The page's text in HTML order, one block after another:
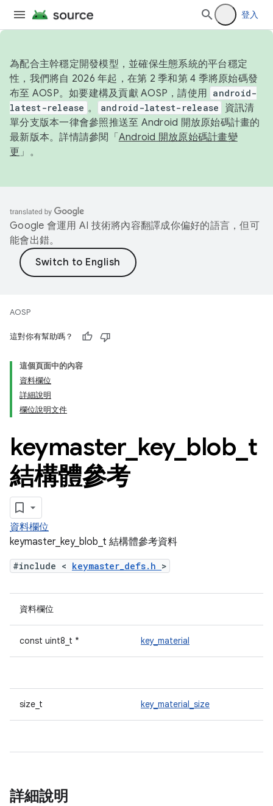
登入
為配合主幹穩定開發模型，並確保生態系統的平台穩定
性，我們將自 2026 年起，在第 2 季和第 4 季將原始碼發
布至 AOSP。如要建構及貢獻 AOSP，請使用 android-
latest-release 。 android-latest-release
資訊清
單分支版本一律會參照推送至 Android 開放原始碼計畫的
最新版本。詳情請參閱「 Android 開放原始碼計畫變
更 」。
Google 會運用 AI 技術將內容翻譯成你偏好的語言，但可
能會出錯。
AOSP
這對你有幫助嗎？
這個頁面中的內容
資料欄位
詳細說明
欄位說明文件
keymaster_ key_ blob t
結構體參考
資料欄位
keymaster_key_blob_t 結構體參考資料
#include < keymaster_defs.h >
資料欄位
const uint8_t * key_material
size_t key_material_size
詳細說明